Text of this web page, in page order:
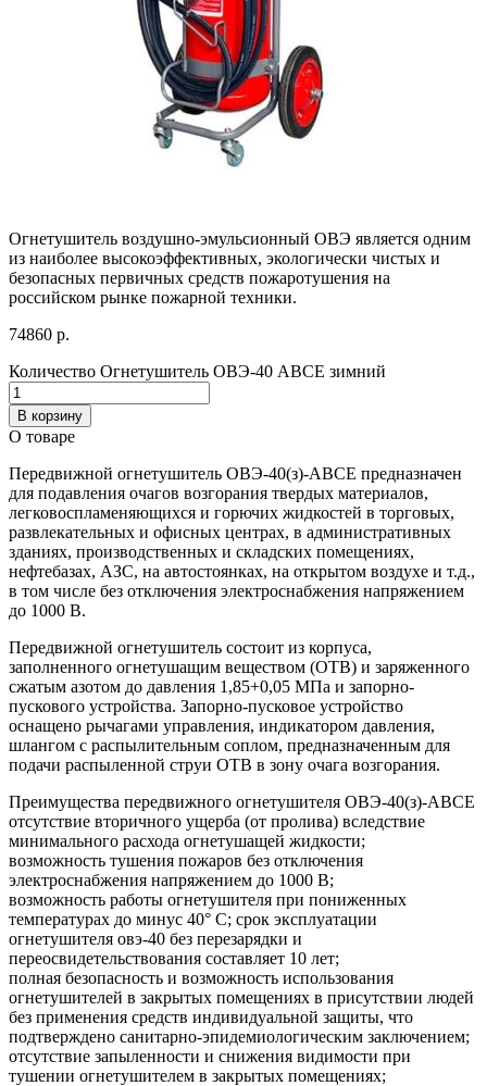
Огнетушитель воздушно-эмульсионный ОВЭ является одним
из наиболее высокоэффективных, экологически чистых и
безопасных первичных средств пожаротушения на
российском рынке пожарной техники.
74860 р.
Количество Огнетушитель ОВЭ-40 АВСЕ зимний
В корзину
О товаре
Передвижной огнетушитель ОВЭ-40(з)-АВСЕ предназначен
для подавления очагов возгорания твердых материалов,
легковоспламеняющихся и горючих жидкостей в торговых,
развлекательных и офисных центрах, в административных
зданиях, производственных и складских помещениях,
нефтебазах, АЗС, на автостоянках, на открытом воздухе и т.д.,
в том числе без отключения электроснабжения напряжением
до 1000 В.
Передвижной огнетушитель состоит из корпуса,
заполненного огнетушащим веществом (ОТВ) и заряженного
сжатым азотом до давления 1,85+0,05 МПа и запорно-
пускового устройства. Запорно-пусковое устройство
оснащено рычагами управления, индикатором давления,
шлангом с распылительным соплом, предназначенным для
подачи распыленной струи ОТВ в зону очага возгорания.
Преимущества передвижного огнетушителя ОВЭ-40(з)-АВСЕ
отсутствие вторичного ущерба (от пролива) вследствие
минимального расхода огнетушащей жидкости;
возможность тушения пожаров без отключения
электроснабжения напряжением до 1000 В;
возможность работы огнетушителя при пониженных
температурах до минус 40° С; срок эксплуатации
огнетушителя овэ-40 без перезарядки и
переосвидетельствования составляет 10 лет;
полная безопасность и возможность использования
огнетушителей в закрытых помещениях в присутствии людей
без применения средств индивидуальной защиты, что
подтверждено санитарно-эпидемиологическим заключением;
отсутствие запыленности и снижения видимости при
тушении огнетушителем в закрытых помещениях;